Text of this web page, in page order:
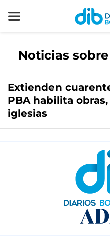
Noticias sobre
Extienden
PBA habilita
iglesias